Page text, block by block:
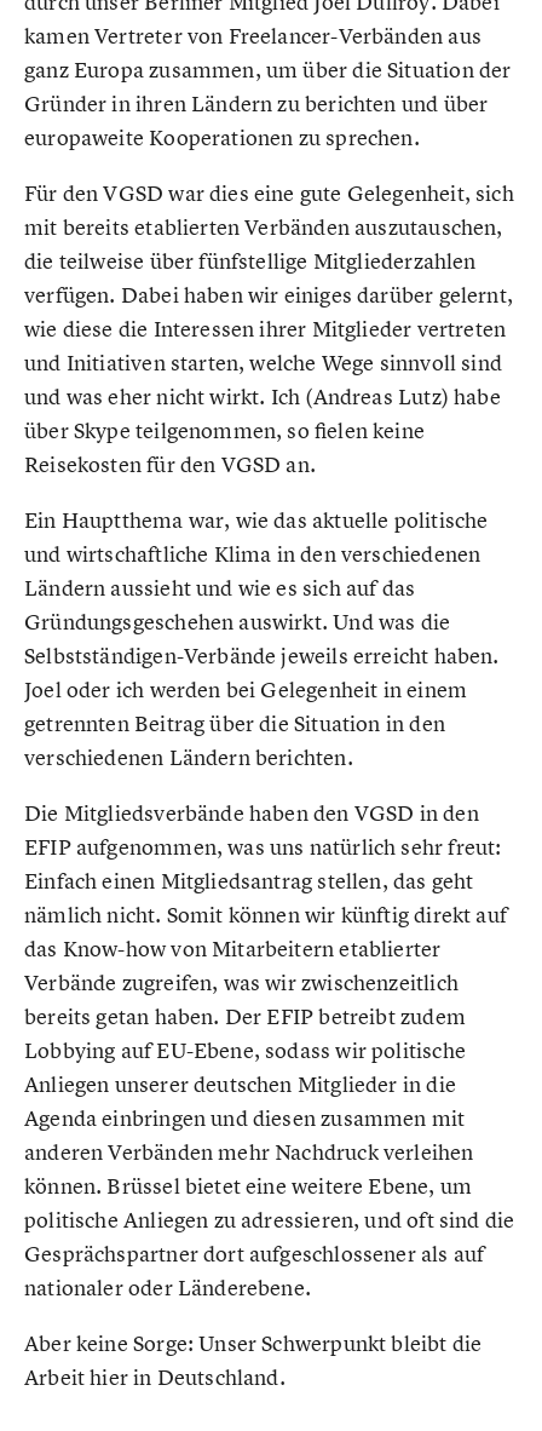
kamen Vertreter von Freelancer-Verbänden aus
ganz Europa zusammen, um über die Situation der
Gründer in ihren Ländern zu berichten und über
europaweite Kooperationen zu sprechen.
Für den VGSD war dies eine gute Gelegenheit, sich
mit bereits etablierten Verbänden auszutauschen,
die teilweise über fünfstellige Mitgliederzahlen
verfügen. Dabei haben wir einiges darüber gelernt,
wie diese die Interessen ihrer Mitglieder vertreten
und Initiativen starten, welche Wege sinnvoll sind
und was eher nicht wirkt. Ich (Andreas Lutz) habe
über Skype teilgenommen, so fielen keine
Reisekosten für den VGSD an.
Ein Hauptthema war, wie das aktuelle politische
und wirtschaftliche Klima in den verschiedenen
Ländern aussieht und wie es sich auf das
Gründungsgeschehen auswirkt. Und was die
Selbstständigen-Verbände jeweils erreicht haben.
Joel oder ich werden bei Gelegenheit in einem
getrennten Beitrag über die Situation in den
verschiedenen Ländern berichten.
Die Mitgliedsverbände haben den VGSD in den
EFIP aufgenommen, was uns natürlich sehr freut:
Einfach einen Mitgliedsantrag stellen, das geht
nämlich nicht. Somit können wir künftig direkt auf
das Know-how von Mitarbeitern etablierter
Verbände zugreifen, was wir zwischenzeitlich
bereits getan haben. Der EFIP betreibt zudem
Lobbying auf EU-Ebene, sodass wir politische
Anliegen unserer deutschen Mitglieder in die
Agenda einbringen und diesen zusammen mit
anderen Verbänden mehr Nachdruck verleihen
können. Brüssel bietet eine weitere Ebene, um
politische Anliegen zu adressieren, und oft sind die
Gesprächspartner dort aufgeschlossener als auf
nationaler oder Länderebene.
Aber keine Sorge: Unser Schwerpunkt bleibt die
Arbeit hier in Deutschland.